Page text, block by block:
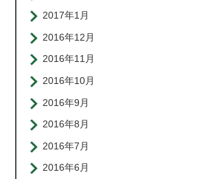
2017年1月
2016年12月
2016年11月
2016年10月
2016年9月
2016年8月
2016年7月
2016年6月